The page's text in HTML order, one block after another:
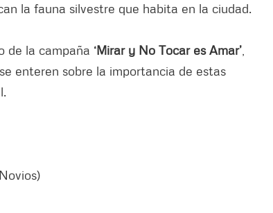
la fauna silvestre que habita en la ciudad.
de la campaña ‘Mirar y No Tocar es Amar’
enteren sobre la importancia de estas